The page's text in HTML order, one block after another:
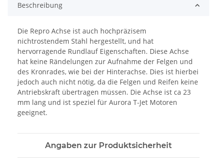
Beschreibung
Die Repro Achse ist auch hochpräzisem
nichtrostendem Stahl hergestellt, und hat
hervorragende Rundlauf Eigenschaften. Diese Achse
hat keine Rändelungen zur Aufnahme der Felgen und
des Kronrades, wie bei der Hinterachse. Dies ist hierbei
jedoch auch nicht nötig, da die Felgen und Reifen keine
Antriebskraft übertragen müssen. Die Achse ist ca 23
mm lang und ist speziel für Aurora T-Jet Motoren
geeignet.
Angaben zur Produktsicherheit